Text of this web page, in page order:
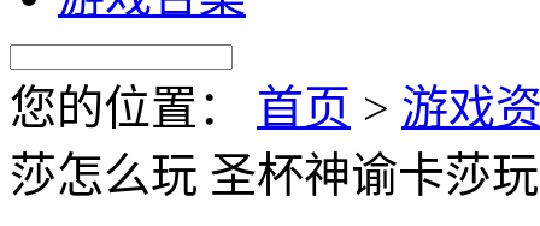
您的位置： 首页 > 游戏
莎怎么玩 圣杯神谕卡莎